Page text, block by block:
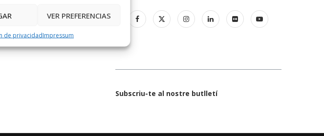
VER PREFERENCIAS
de privacidadImpressum
Subscriu-te al nostre butlletí